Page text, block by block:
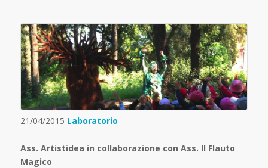
21/04/2015 Laboratorio
Ass. Artistidea in collaborazione con Ass. Il Flauto
Magico